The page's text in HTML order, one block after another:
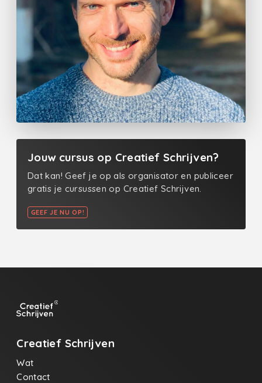
Jouw cursus op Creatief Schrijven?
Dat kan! Geef je op als organisator en publiceer
gratis je cursussen op Creatief Schrijven.
GEEF JE NU OP!
Creatief Schrijven
Wat
Contact